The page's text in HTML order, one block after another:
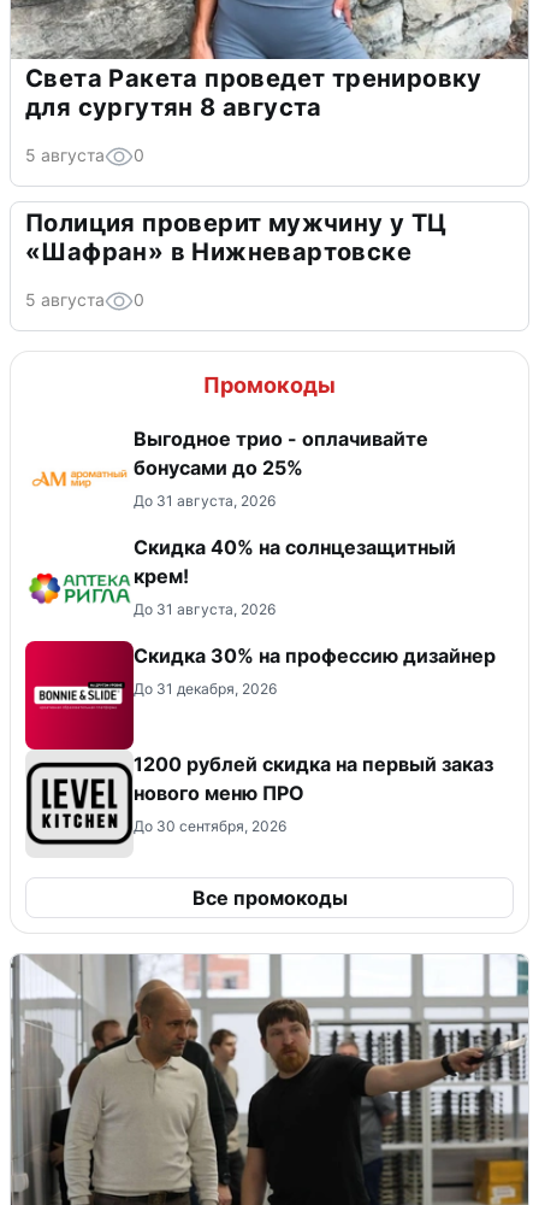
Света Ракета проведет тренировку
для сургутян 8 августа
5 августа 0
Полиция проверит мужчину у ТЦ
«Шафран» в Нижневартовске
5 августа 0
Промокоды
Выгодное трио - оплачивайте
бонусами до 25%
До 31 августа, 2026
Скидка 40% на солнцезащитный
крем!
До 31 августа, 2026
Скидка 30% на профессию дизайнер
До 31 декабря, 2026
​1200 рублей скидка на первый заказ
нового меню ПРО
До 30 сентября, 2026
Все промокоды